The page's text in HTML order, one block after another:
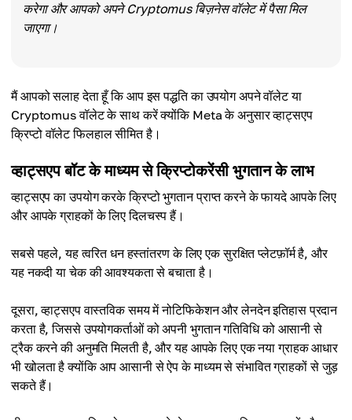
करेगा और आपको अपने Cryptomus बिज़नेस वॉलेट में पैसा मिल
जाएगा।
मैं आपको सलाह देता हूँ कि आप इस पद्धति का उपयोग अपने वॉलेट या
Cryptomus वॉलेट के साथ करें क्योंकि Meta के अनुसार व्हाट्सएप
क्रिप्टो वॉलेट फिलहाल सीमित है।
व्हाट्सएप बॉट के माध्यम से क्रिप्टोकरेंसी भुगतान के लाभ
व्हाट्सएप का उपयोग करके क्रिप्टो भुगतान प्राप्त करने के फायदे आपके लिए
और आपके ग्राहकों के लिए दिलचस्प हैं।
सबसे पहले, यह त्वरित धन हस्तांतरण के लिए एक सुरक्षित प्लेटफ़ॉर्म है, और
यह नकदी या चेक की आवश्यकता से बचाता है।
दूसरा, व्हाट्सएप वास्तविक समय में नोटिफिकेशन और लेनदेन इतिहास प्रदान
करता है, जिससे उपयोगकर्ताओं को अपनी भुगतान गतिविधि को आसानी से
ट्रैक करने की अनुमति मिलती है, और यह आपके लिए एक नया ग्राहक आधार
भी खोलता है क्योंकि आप आसानी से ऐप के माध्यम से संभावित ग्राहकों से जुड़
सकते हैं।